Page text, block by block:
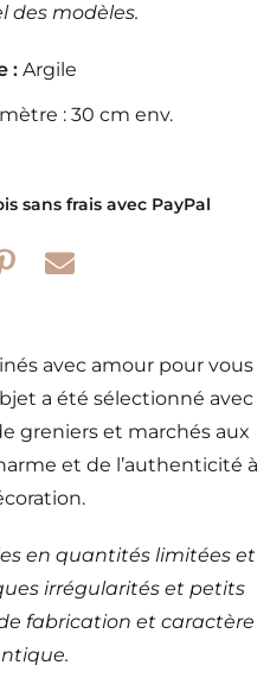
des modèles.
: Argile
: 30 cm env.
sans frais avec PayPal
avec amour pour vous
a été sélectionné avec
greniers et marchés aux
et de l’authenticité à
en quantités limitées et
irrégularités et petits
fabrication et caractère